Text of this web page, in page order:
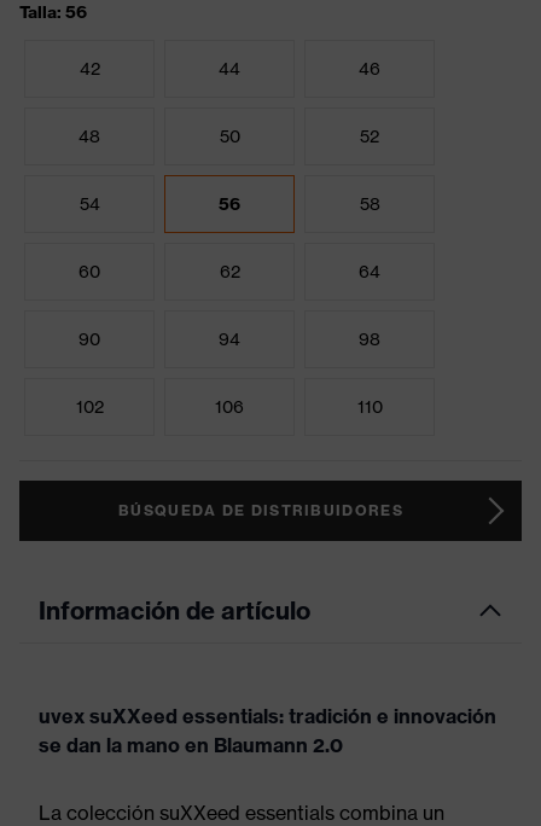
Talla: 56
42 44 46
48 50 52
54 56 58
60 62 64
90 94 98
102 106 110
BÚSQUEDA DE DISTRIBUIDORES
Información de artículo
uvex suXXeed essentials: tradición e innovación
se dan la mano en Blaumann 2.0
La colección suXXeed essentials combina un